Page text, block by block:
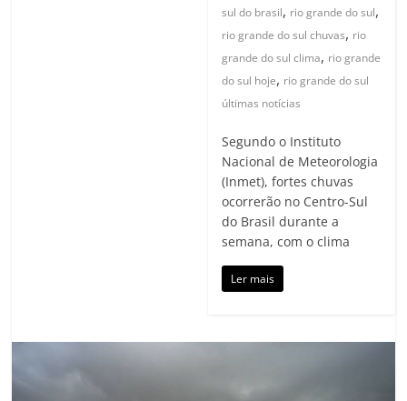
sul do brasil, rio grande do sul,
rio grande do sul chuvas, rio
grande do sul clima, rio grande
do sul hoje, rio grande do sul
últimas notícias
Segundo o Instituto
Nacional de Meteorologia
(Inmet), fortes chuvas
ocorrerão no Centro-Sul
do Brasil durante a
semana, com o clima
Ler mais